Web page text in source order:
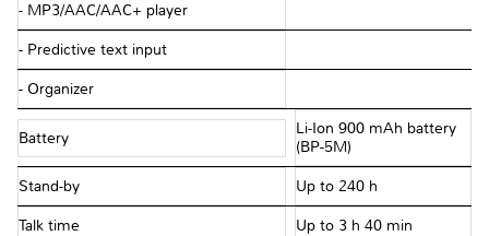
- MP3/AAC/AAC+ player
- Predictive text input
- Organizer
Battery
Li-Ion 900 mAh battery
(BP-5M)
Stand-by Up to 240 h
Talk time Up to 3 h 40 min